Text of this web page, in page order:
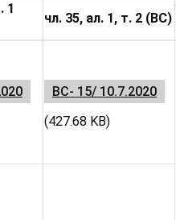
1
чл. 35, ал. 1, т. 2 (ВС)
ВС- 15/ 10.7.2020
(427.68 KB)